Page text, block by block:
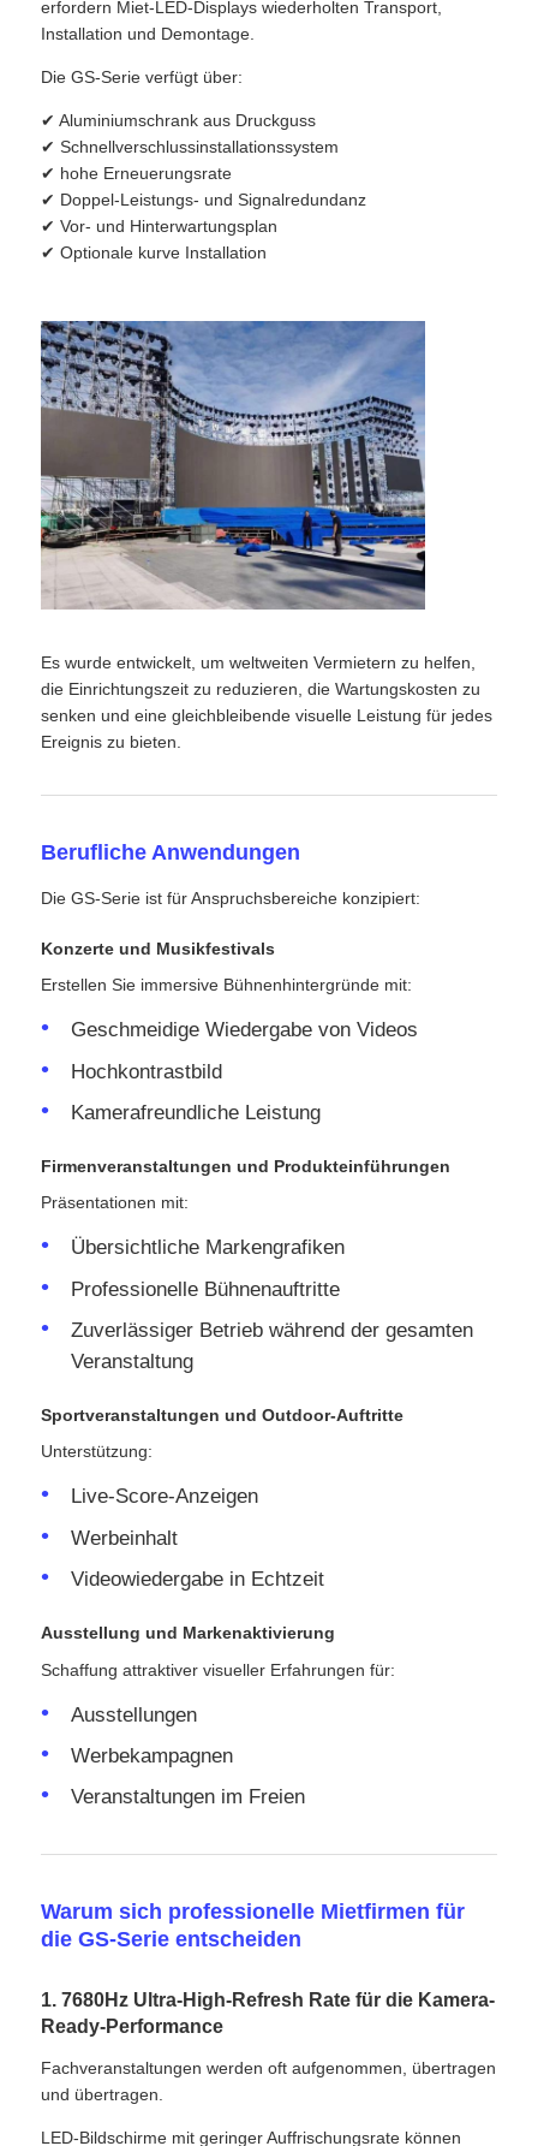
LED-Anzeigetafel für den Außenbereich
LED-Werbetafel im Freien
erfordern Miet-LED-Displays wiederholten Transport,
Installation und Demontage.
Die GS-Serie verfügt über:
✔ Aluminiumschrank aus Druckguss
✔ Schnellverschlussinstallationssystem
✔ hohe Erneuerungsrate
✔ Doppel-Leistungs- und Signalredundanz
✔ Vor- und Hinterwartungsplan
✔ Optionale kurve Installation
Es wurde entwickelt, um weltweiten Vermietern zu helfen,
die Einrichtungszeit zu reduzieren, die Wartungskosten zu
senken und eine gleichbleibende visuelle Leistung für jedes
Ereignis zu bieten.
Berufliche Anwendungen
Die GS-Serie ist für Anspruchsbereiche konzipiert:
Konzerte und Musikfestivals
Erstellen Sie immersive Bühnenhintergründe mit:
Geschmeidige Wiedergabe von Videos
Hochkontrastbild
Kamerafreundliche Leistung
Firmenveranstaltungen und Produkteinführungen
Präsentationen mit:
Übersichtliche Markengrafiken
Professionelle Bühnenauftritte
Zuverlässiger Betrieb während der gesamten
Veranstaltung
Sportveranstaltungen und Outdoor-Auftritte
Unterstützung:
Live-Score-Anzeigen
Werbeinhalt
Videowiedergabe in Echtzeit
Ausstellung und Markenaktivierung
Schaffung attraktiver visueller Erfahrungen für:
Ausstellungen
Werbekampagnen
Veranstaltungen im Freien
Warum sich professionelle Mietfirmen für
die GS-Serie entscheiden
1. 7680Hz Ultra-High-Refresh Rate für die Kamera-
Ready-Performance
Fachveranstaltungen werden oft aufgenommen, übertragen
und übertragen.
LED-Bildschirme mit geringer Auffrischungsrate können